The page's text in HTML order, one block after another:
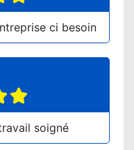
ci besoin
soigné